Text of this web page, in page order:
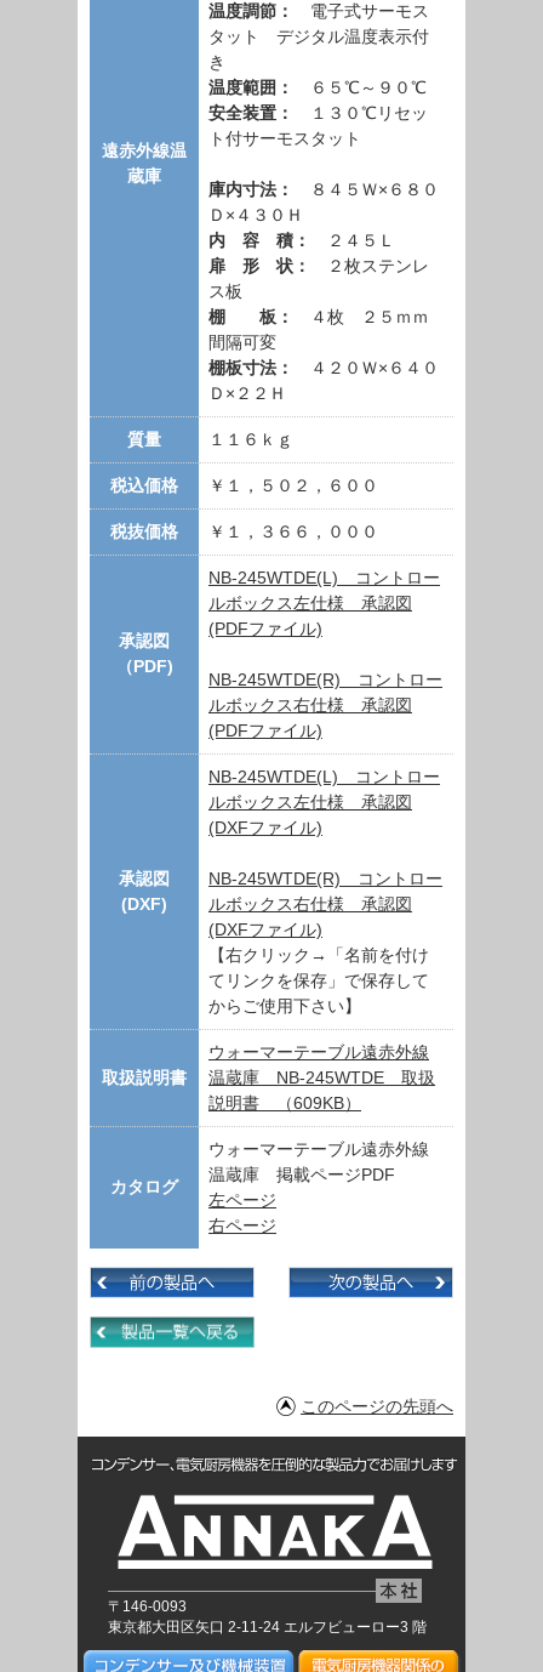
遠赤外線温
蔵庫
温度調節：
電子式サーモス
タット デジタル温度表示付
き
温度範囲：
６５℃～９０℃
安全装置：
１３０℃リセッ
ト付サーモスタット
庫内寸法：
８４５Ｗ×６８０
Ｄ×４３０Ｈ
内 容 積：
２４５Ｌ
扉 形 状：
２枚ステンレ
ス板
棚 板：
４枚 ２５ｍｍ
間隔可変
棚板寸法：
４２０Ｗ×６４０
Ｄ×２２Ｈ
質量 １１６ｋｇ
税込価格 ￥１，５０２，６００
税抜価格 ￥１，３６６，０００
承認図
（PDF)
NB-245WTDE(L) コントロー
ルボックス左仕様 承認図
(PDFファイル)
NB-245WTDE(R) コントロー
ルボックス右仕様 承認図
(PDFファイル)
承認図
(DXF)
NB-245WTDE(L) コントロー
ルボックス左仕様 承認図
(DXFファイル)
NB-245WTDE(R) コントロー
ルボックス右仕様 承認図
(DXFファイル)
【右クリック→「名前を付け
てリンクを保存」で保存して
からご使用下さい】
取扱説明書
ウォーマーテーブル遠赤外線
温蔵庫 NB-245WTDE 取扱
説明書 （609KB）
カタログ
ウォーマーテーブル遠赤外線
温蔵庫 掲載ページPDF
左ページ
右ページ
このページの先頭へ
〒146-0093
東京都大田区矢口 2-11-24 エルフビューロー3 階